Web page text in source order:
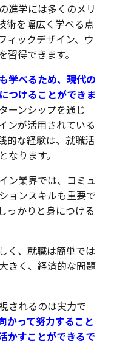
進学には多くのメリ
術を幅広く学べる点
ィックデザイン、ウ
得できます。
学べるため、現代の
つけることができま
ーンシップを通じ
ンが活用されている
的な経験は、就職活
ります。
ン業界では、コミュ
ョンスキルも重要で
っかりと身につける
く、就職は簡単では
きく、経済的な問題
されるのは実力で
かって努力すること
かすことができるで